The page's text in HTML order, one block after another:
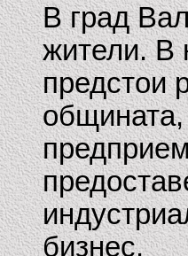
В град
жители. В
предстои
общината,
бизнес.